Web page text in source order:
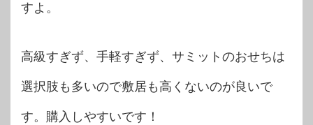
すよ。
高級すぎず、手軽すぎず、サミットのおせちは
選択肢も多いので敷居も高くないのが良いで
す。購入しやすいです！